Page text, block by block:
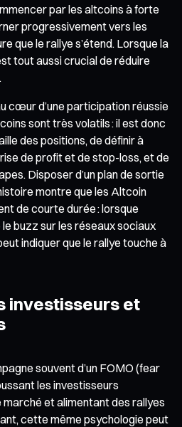
par les altcoins à forte
progressivement vers les
que le rallye s’étend. Lorsque la
tout aussi crucial de réduire
cœur d’une participation réussie
sont très volatils : il est donc
des positions, de définir à
de profit et de stop-loss, et de
Disposer d’un plan de sortie
montre que les Altcoin
de courte durée : lorsque
le buzz sur les réseaux sociaux
indiquer que le rallye touche à
investisseurs et
souvent d’un FOMO (fear
les investisseurs
et alimentant des rallyes
cette même psychologie peut